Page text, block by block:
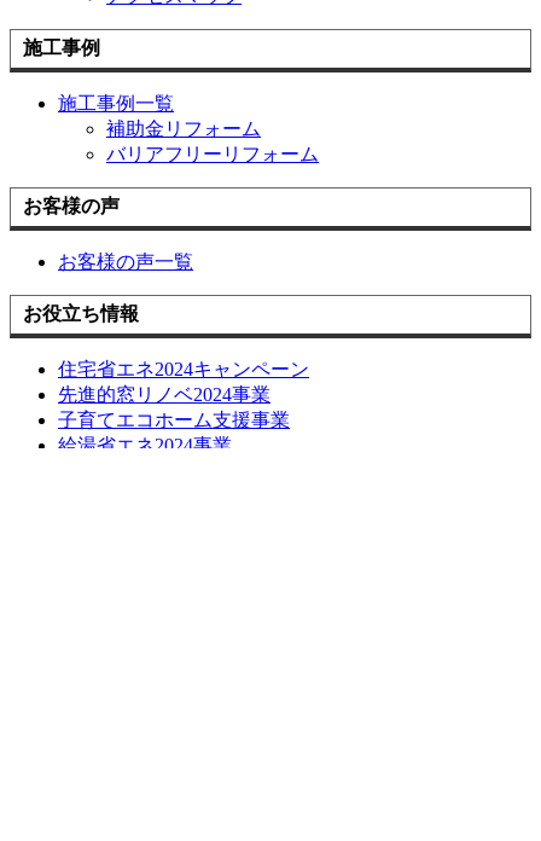
施工事例
施工事例一覧
補助金リフォーム
バリアフリーリフォーム
お客様の声
お客様の声一覧
お役立ち情報
住宅省エネ2024キャンペーン
先進的窓リノベ2024事業
子育てエコホーム支援事業
給湯省エネ2024事業